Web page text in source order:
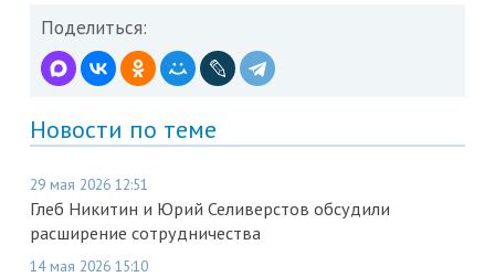
Поделиться:
Новости по теме
29 мая 2026 12:51
Глеб Никитин и Юрий Селиверстов обсудили
расширение сотрудничества
14 мая 2026 15:10